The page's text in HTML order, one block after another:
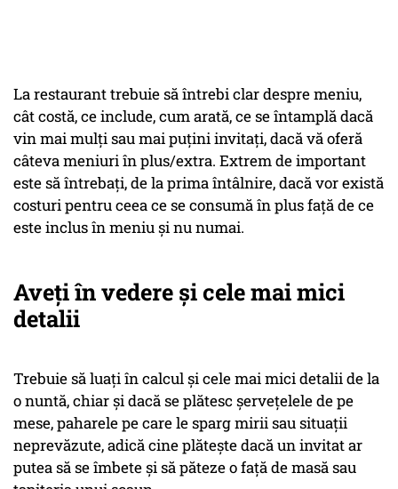
La restaurant trebuie să întrebi clar despre meniu,
cât costă, ce include, cum arată, ce se întamplă dacă
vin mai mulți sau mai puțini invitați, dacă vă oferă
câteva meniuri în plus/extra. Extrem de important
este să întrebați, de la prima întâlnire, dacă vor există
costuri pentru ceea ce se consumă în plus față de ce
este inclus în meniu și nu numai.
Aveți în vedere și cele mai mici
detalii
Trebuie să luați în calcul și cele mai mici detalii de la
o nuntă, chiar și dacă se plătesc șervețelele de pe
mese, paharele pe care le sparg mirii sau situații
neprevăzute, adică cine plătește dacă un invitat ar
putea să se îmbete și să păteze o față de masă sau